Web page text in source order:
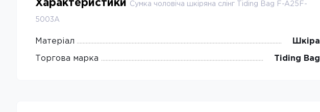
Характеристики Сумка чоловіча шкіряна слінг Tiding Bag F-A25F-
5003A
Матеріал Шкіра
Торгова марка Tiding Bag